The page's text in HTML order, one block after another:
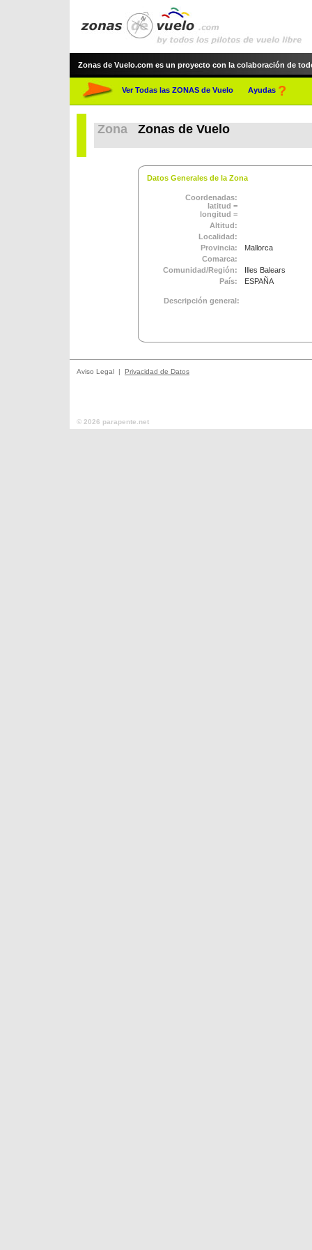
Zonas de Vuelo.com es un proyecto con la colaboración de
Ver Todas las ZONAS de Vuelo Ayudas ?
Zona Zonas de Vuelo
Datos Generales de la Zona
Coordenadas:
latitud =
longitud =
Altitud:
Localidad:
Provincia:
Mallorca
Comarca:
Comunidad/Región:
Illes Balears
País:
ESPAÑA
Descripción general:
Aviso Legal | Privacidad de Datos
© 2026 parapente.net